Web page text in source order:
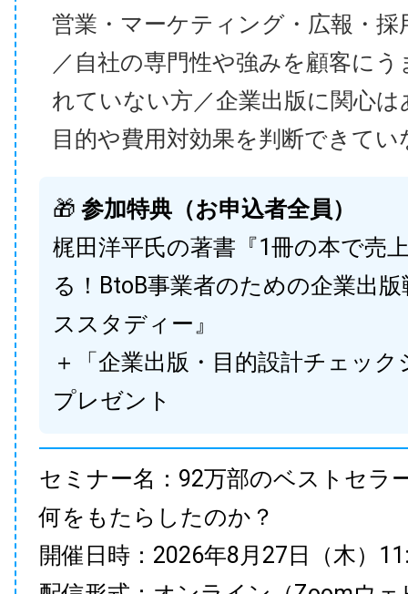
営業・マーケティング・広報・採
／自社の専門性や強みを顧客に
れていない方／企業出版に関心
目的や費用対効果を判断できてい
🎁 参加特典（お申込者全員）
梶田洋平氏の著書『1冊の本で売
る！BtoB事業者のための企業出
ススタディー』
＋「企業出版・目的設計チェック
プレゼント
セミナー名：92万部のベストセラ
何をもたらしたのか？
開催日時：2026年8月27日（木）